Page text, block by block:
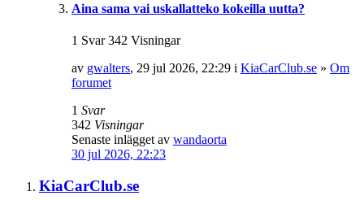
Aina sama vai uskallatteko kokeilla uutta?
1 Svar 342 Visningar
av gwalters, 29 jul 2026, 22:29 i KiaCarClub.se » Om
forumet
1 Svar
342 Visningar
Senaste inlägget av wandaorta
30 jul 2026, 22:23
KiaCarClub.se